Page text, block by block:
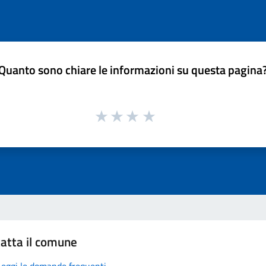
sono chiare le informazioni su questa
il comune